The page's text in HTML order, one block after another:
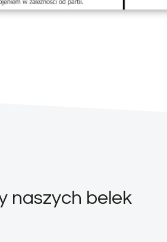
naszych belek